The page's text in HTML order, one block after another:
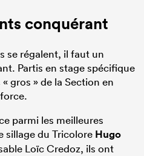
conquérant
se régalent, il faut un
Partis en stage spécifique
gros » de la Section en
parmi les meilleures
sillage du Tricolore Hugo
Loïc Credoz, ils ont